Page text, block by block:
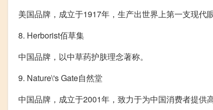
美国品牌，成立于1917年，生产出世界上第一支现代
8. Herborist佰草集
中国品牌，以中草药护肤理念著称。
9. Nature\'s Gate自然堂
中国品牌，成立于2001年，致力于为中国消费者提供